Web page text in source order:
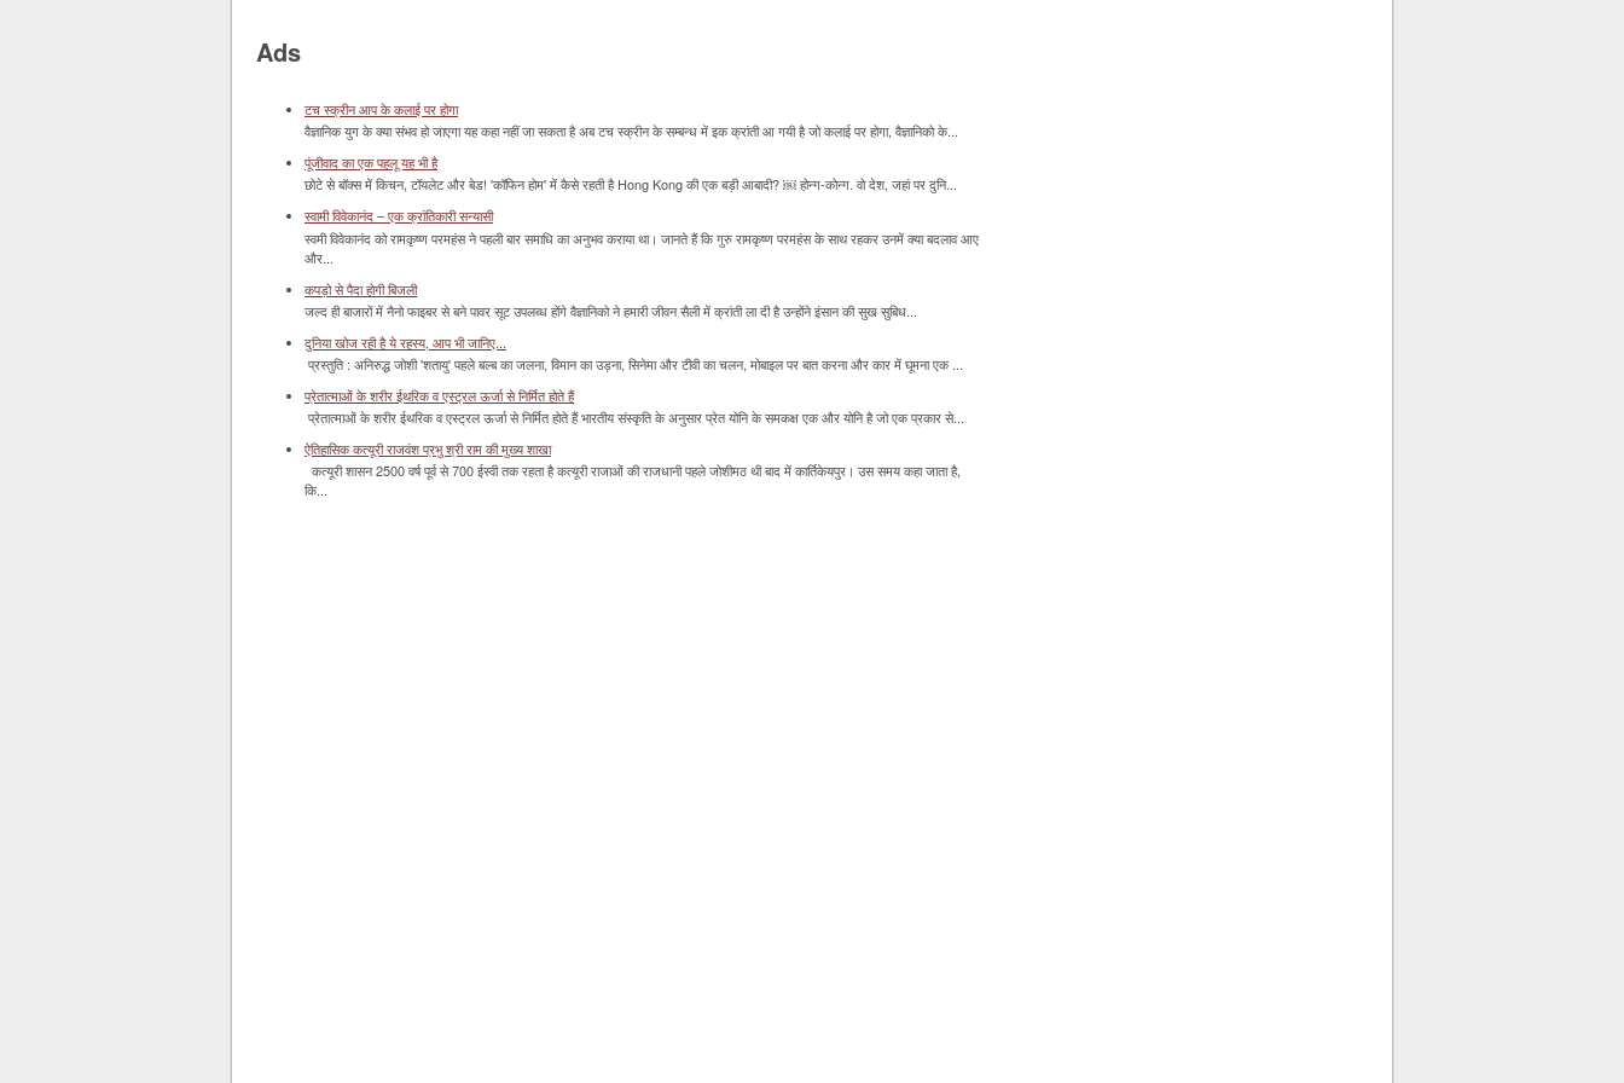
Ads
टच स्क्रीन आप के कलाई पर होगा
वैज्ञानिक युग के क्या संभव हो जाएगा यह कहा नहीं जा सकता है अब टच स्क्रीन के सम्बन्ध में इक क्रांती आ गयी है जो कलाई पर होगा, वैज्ञानिको के...
पूंजीवाद का एक पहलू यह भी है
छोटे से बॉक्‍स में किचन, टॉयलेट और बेड! 'कॉफिन होम' में कैसे रहती है Hong Kong की एक बड़ी आबादी? ￼ होन्ग-कोन्ग. वो देश, जहां पर दुनि...
स्वामी विवेकानंद – एक क्रांतिकारी सन्यासी
स्वमी विवेकानंद को रामकृष्ण परमहंस ने पहली बार समाधि का अनुभव कराया था। जानते हैं कि गुरु रामकृष्ण परमहंस के साथ रहकर उनमें क्या बदलाव आए
और...
कपड़ो से पैदा होगी बिजली
जल्द ही बाजारों में नैनो फाइबर से बने पावर सूट उपलब्ध होंगे वैज्ञानिको ने हमारी जीवन सैली में क्रांती ला दी है उन्होंने इंसान की सुख सुबिध...
दुनिया खोज रही है ये रहस्य, आप भी जानिए...
प्रस्तुति : अनिरुद्ध जोशी 'शतायु' पहले बल्ब का जलना, विमान का उड़ना, सिनेमा और टीवी का चलन, मोबाइल पर बात करना और कार में घूमना एक ...
प्रेतात्माओं के शरीर ईथरिक व एस्ट्रल ऊर्जा से निर्मित होते हैं
प्रेतात्माओं के शरीर ईथरिक व एस्ट्रल ऊर्जा से निर्मित होते हैं भारतीय संस्कृति के अनुसार प्रेत योनि के समकक्ष एक और योनि है जो एक प्रकार से...
ऐतिहासिक कत्यूरी राजवंश प्रभु श्री राम की मुख्य शाखा
कत्यूरी शासन 2500 वर्ष पूर्व से 700 ईस्वी तक रहता है कत्यूरी राजाओं की राजधानी पहले जोशीमठ थी बाद में कार्तिकेयपुर। उस समय कहा जाता है,
कि...